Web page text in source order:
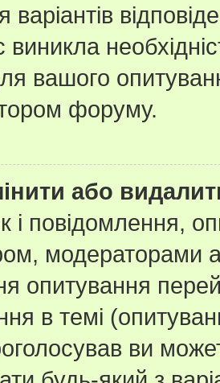
вашого
форуму.
або
і повідомлення,
модераторами
опитування
в темі
ви